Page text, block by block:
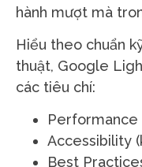
hành mượt mà
Hiểu theo chuẩn
thuật, Google
các tiêu chí:
Performance
Accessibility
Best